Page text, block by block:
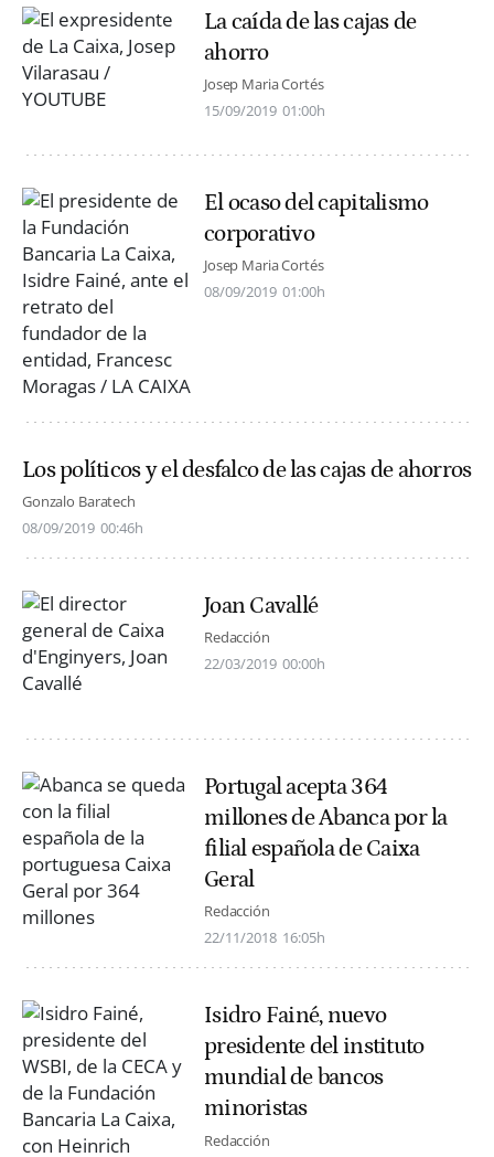
La caída de las cajas de
ahorro
Josep Maria Cortés
15/09/2019 01:00h
El ocaso del capitalismo
corporativo
Josep Maria Cortés
08/09/2019 01:00h
Los políticos y el desfalco de las cajas de ahorros
Gonzalo Baratech
08/09/2019 00:46h
Joan Cavallé
Redacción
22/03/2019 00:00h
Portugal acepta 364
millones de Abanca por la
filial española de Caixa
Geral
Redacción
22/11/2018 16:05h
Isidro Fainé, nuevo
presidente del instituto
mundial de bancos
minoristas
Redacción